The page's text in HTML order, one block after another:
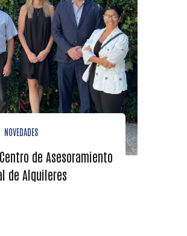
NOVEDADES
de Asesoramiento
de Alquileres